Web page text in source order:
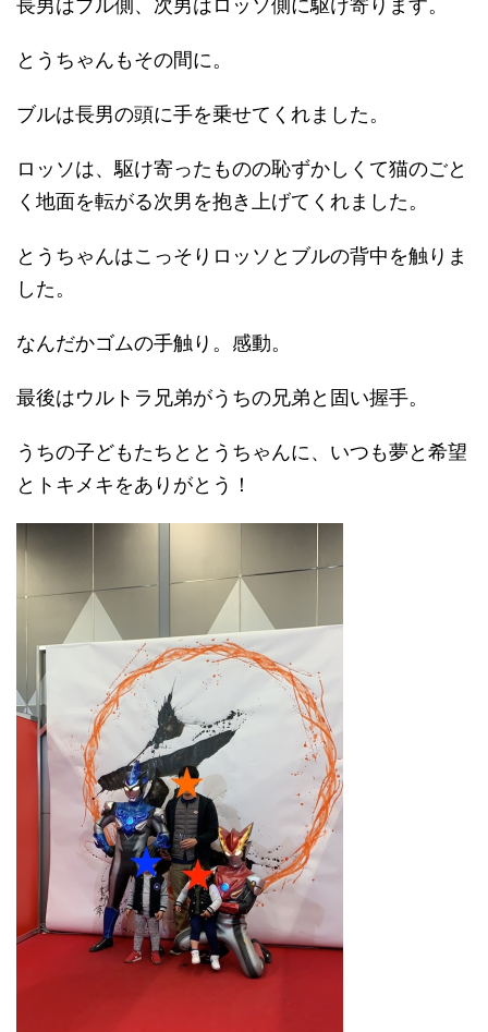
長男はブル側、次男はロッソ側に駆け寄ります。
とうちゃんもその間に。
ブルは長男の頭に手を乗せてくれました。
ロッソは、駆け寄ったものの恥ずかしくて猫のごと
く地面を転がる次男を抱き上げてくれました。
とうちゃんはこっそりロッソとブルの背中を触りま
した。
なんだかゴムの手触り。感動。
最後はウルトラ兄弟がうちの兄弟と固い握手。
うちの子どもたちととうちゃんに、いつも夢と希望
とトキメキをありがとう！